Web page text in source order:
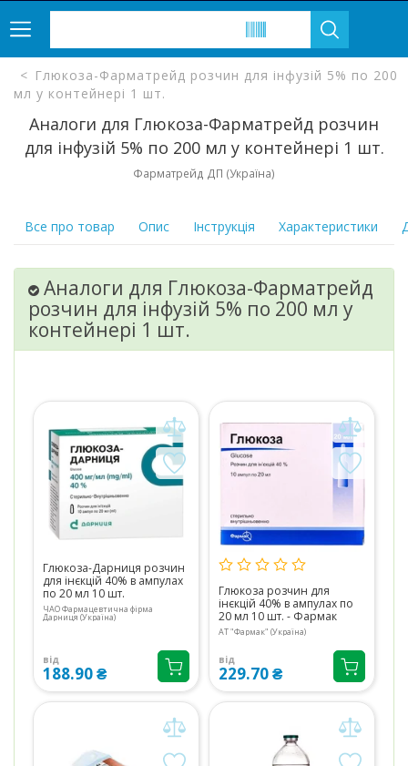
Глюкоза-Фарматрейд розчин для інфузій 5% по 200
мл у контейнері 1 шт.
Аналоги для Глюкоза-Фарматрейд розчин
для інфузій 5% по 200 мл у контейнері 1 шт.
Фарматрейд ДП (Україна)
Все про товар Опис Інструкція Характеристики
Аналоги для Глюкоза-Фарматрейд
розчин для інфузій 5% по 200 мл у
контейнері 1 шт.
Глюкоза-Дарниця розчин
для інєкцій 40% в ампулах
по 20 мл 10 шт.
ЧАО Фармацевтична фірма
Дарниця (Україна)
від
188.90 ₴
Глюкоза розчин для
інєкцій 40% в ампулах по
20 мл 10 шт. - Фармак
АТ "Фармак" (Україна)
від
229.70 ₴